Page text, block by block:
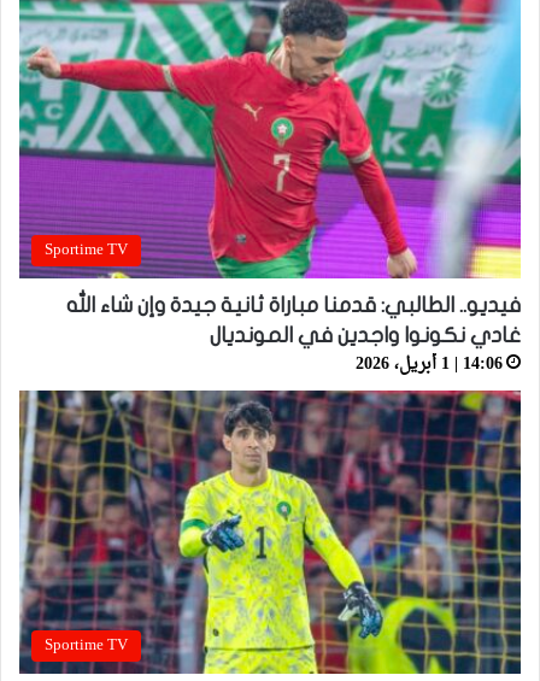
Sportime TV
فيديو.. الطالبي: قدمنا مباراة ثانية جيدة وإن شاء الله
غادي نكونوا واجدين في المونديال
14:06 | 1 أبريل، 2026
Sportime TV